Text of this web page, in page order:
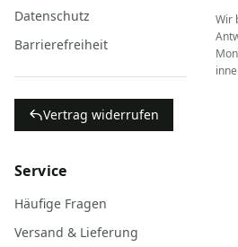
Datenschutz
Barrierefreiheit
Vertrag widerrufen
Wir
Service
Häufige Fragen
Versand & Lieferung